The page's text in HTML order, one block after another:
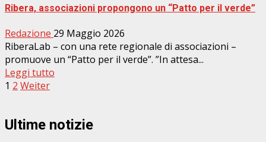
Ribera, associazioni propongono un “Patto per il verde”
Redazione 29 Maggio 2026
RiberaLab – con una rete regionale di associazioni –
promuove un “Patto per il verde”. ”In attesa...
Leggi tutto
Paginazione
articoli
1 2 Weiter
Ultime notizie